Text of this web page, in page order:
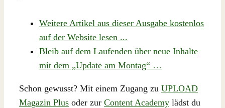
Weitere Artikel aus dieser Ausgabe kostenlos
auf der Website lesen ...
Bleib auf dem Laufenden über neue Inhalte
mit dem „Update am Montag“ …
Schon gewusst? Mit einem Zugang zu UPLOAD
Magazin Plus oder zur Content Academy lädst du